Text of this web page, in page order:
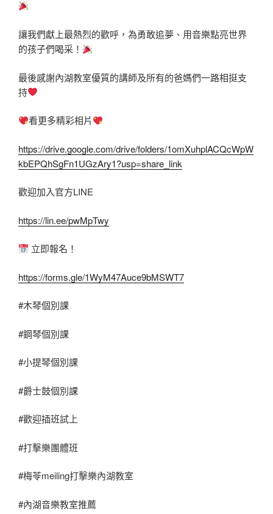
讓我們獻上最熱烈的歡呼，為勇敢追夢、用音樂點亮世界
的孩子們喝采！
最後感謝內湖教室優質的講師及所有的爸媽們一路相挺支
持
看更多精彩相片
https://drive.google.com/drive/folders/1omXuhplACQcWpW
kbEPQhSgFn1UGzAry1?usp=share_link
歡迎加入官方LINE
https://lin.ee/pwMpTwy
立即報名！
https://forms.gle/1WyM47Auce9bMSWT7
#木琴個別課
#鋼琴個別課
#小提琴個別課
#爵士鼓個別課
#歡迎插班試上
#打擊樂團體班
#梅苓meiling打擊樂內湖教室
#內湖音樂教室推薦